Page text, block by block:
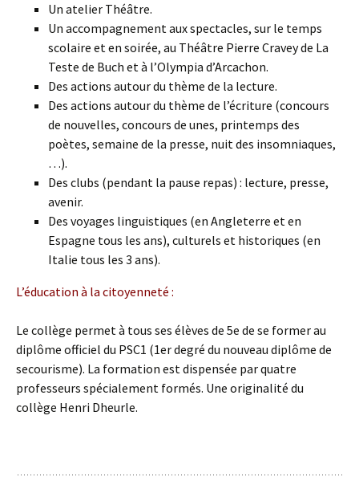
Un atelier Théâtre.
Un accompagnement aux spectacles, sur le temps
scolaire et en soirée, au Théâtre Pierre Cravey de La
Teste de Buch et à l’Olympia d’Arcachon.
Des actions autour du thème de la lecture.
Des actions autour du thème de l’écriture (concours
de nouvelles, concours de unes, printemps des
poètes, semaine de la presse, nuit des insomniaques,
…).
Des clubs (pendant la pause repas) : lecture, presse,
avenir.
Des voyages linguistiques (en Angleterre et en
Espagne tous les ans), culturels et historiques (en
Italie tous les 3 ans).
L’éducation à la citoyenneté :
Le collège permet à tous ses élèves de 5e de se former au
diplôme officiel du PSC1 (1er degré du nouveau diplôme de
secourisme). La formation est dispensée par quatre
professeurs spécialement formés. Une originalité du
collège Henri Dheurle.